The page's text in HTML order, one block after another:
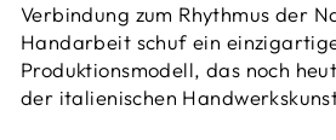
Verbindung zum Rhythmus der
Handarbeit schuf ein
Produktionsmodell, das noch
der italienischen